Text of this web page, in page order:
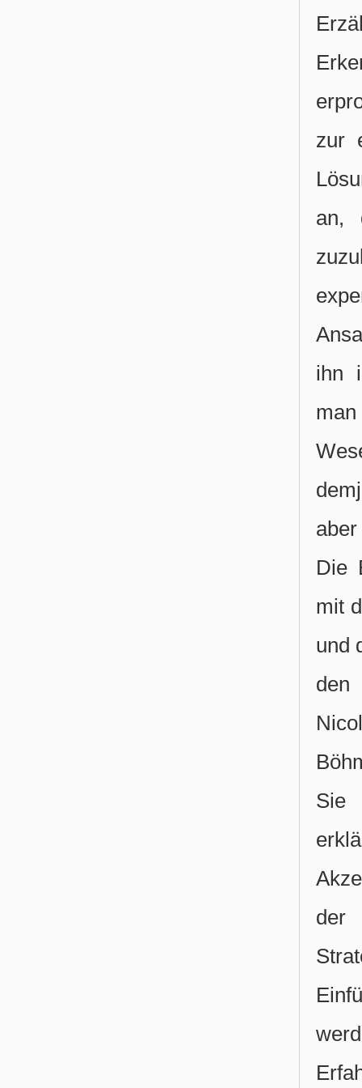
zur
an,
ihn
Die
mit
und
den
Sie
der